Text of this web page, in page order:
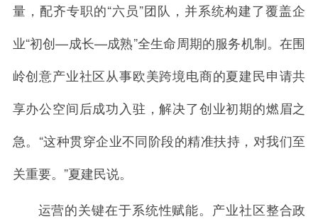
量，配齐专职的“六员”团队，并系统构建了覆盖企
业“初创—成长—成熟”全生命周期的服务机制。在围
岭创意产业社区从事欧美跨境电商的夏建民申请共
享办公空间后成功入驻，解决了创业初期的燃眉之
急。“这种贯穿企业不同阶段的精准扶持，对我们至
关重要。”夏建民说。
运营的关键在于系统性赋能。产业社区整合政